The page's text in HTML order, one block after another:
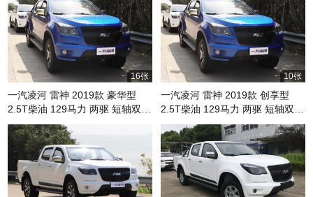
16张
一汽凌河 雷神 2019款 豪华型
2.5T柴油 129马力 两驱 短轴双排
皮卡
10张
一汽凌河 雷神 2019款 创享型
2.5T柴油 129马力 两驱 短轴双排
皮卡